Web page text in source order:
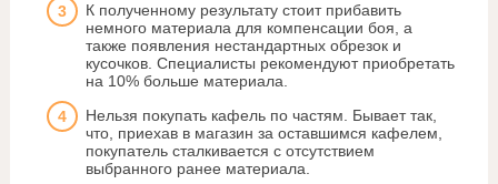
К полученному результату стоит прибавить
немного материала для компенсации боя, а
также появления нестандартных обрезок и
кусочков. Специалисты рекомендуют приобретать
на 10% больше материала.
Нельзя покупать кафель по частям. Бывает так,
что, приехав в магазин за оставшимся кафелем,
покупатель сталкивается с отсутствием
выбранного ранее материала.